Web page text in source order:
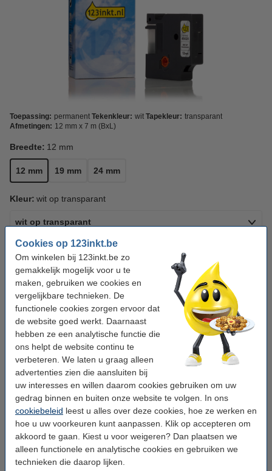
Cookies op 123inkt.be
Om winkelen bij 123inkt.be zo
gemakkelijk mogelijk voor u te
maken, gebruiken we cookies en
vergelijkbare technieken. De
functionele cookies zorgen ervoor dat
de website goed werkt. Daarnaast
hebben ze een analytische functie die
ons helpt de website continu te
verbeteren. We laten u graag alleen
advertenties zien die aansluiten bij
uw interesses en willen daarom cookies gebruiken om uw
gedrag binnen en buiten onze website te volgen. In ons
cookiebeleid leest u alles over deze cookies, hoe ze werken en
hoe u uw voorkeuren kunt aanpassen. Klik op accepteren om
akkoord te gaan. Kiest u voor weigeren? Dan plaatsen we
alleen functionele en analytische cookies en gebruiken we
technieken die daarop lijken.
Toepassing: permanent Tekenkleur: wit Tapekleur: transparant
Afmetingen: 12 mm x 7 m (BxL)
Breedte: 12 mm
12 mm 19 mm 24 mm
Kleur: wit op transparant
wit op transparant
Bekijk de specificaties en omschrijving
30%op uw tape!
Direct leverbaar
Morgen in huis
€ 9,95 Bestellen
Winstpakker!
Aanbieding: 5x Dymo S0720600 / 45020 tape
wit op transparant 12 mm (123inkt huismerk)
€ 47,50
Tip: Multipack meebestellen
Aanbieding: 123inkt huismerk vervangt Dymo
D1 12 mm tape multipack (zwart op wit, zwart
op transparant en zwart op geel)
€ 24,50